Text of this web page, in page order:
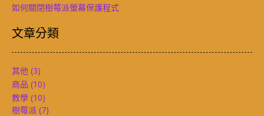
如何關閉樹莓派螢幕保護程式
文章分類
其他 (3)
商品 (10)
教學 (10)
樹莓派 (7)